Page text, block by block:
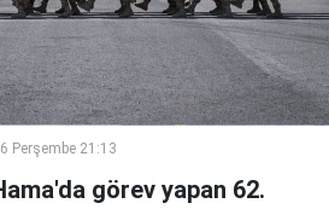
Perşembe 21:13
görev yapan 62.